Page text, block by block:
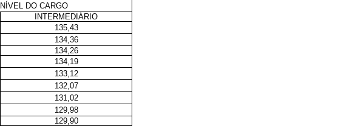
NÍVEL DO CARGO
INTERMEDIÁRIO
135,43
134,36
134,26
134,19
133,12
132,07
131,02
129,98
129,90